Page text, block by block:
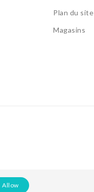
Plan du site
Magasins
Allow